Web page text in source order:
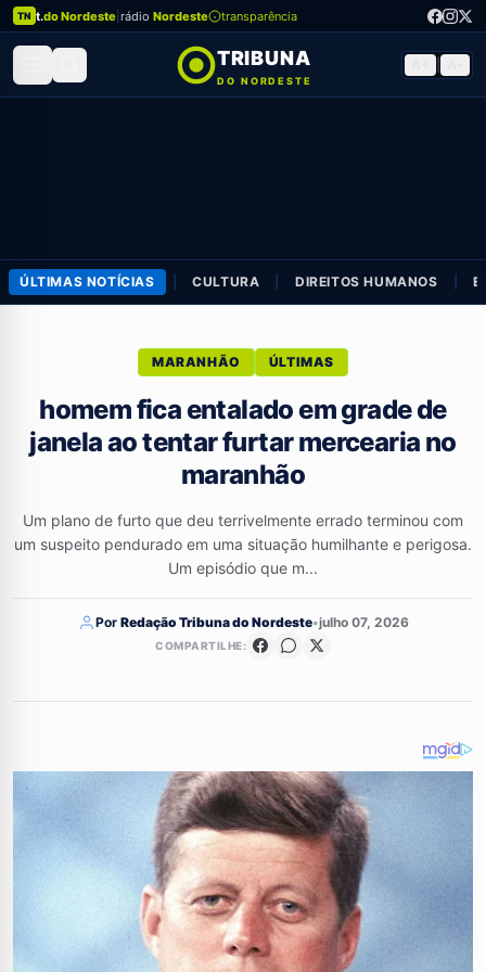
TN t.do Nordeste rádio Nordeste transparência
TRIBUNA
DO NORDESTE
ÚLTIMAS NOTÍCIAS CULTURA DIREITOS HUMANOS
MARANHÃO ÚLTIMAS
homem fica entalado em grade de
janela ao tentar furtar mercearia no
maranhão
Um plano de furto que deu terrivelmente errado terminou com
um suspeito pendurado em uma situação humilhante e perigosa.
Um episódio que m...
Por Redação Tribuna do Nordeste•julho 07, 2026
COMPARTILHE: